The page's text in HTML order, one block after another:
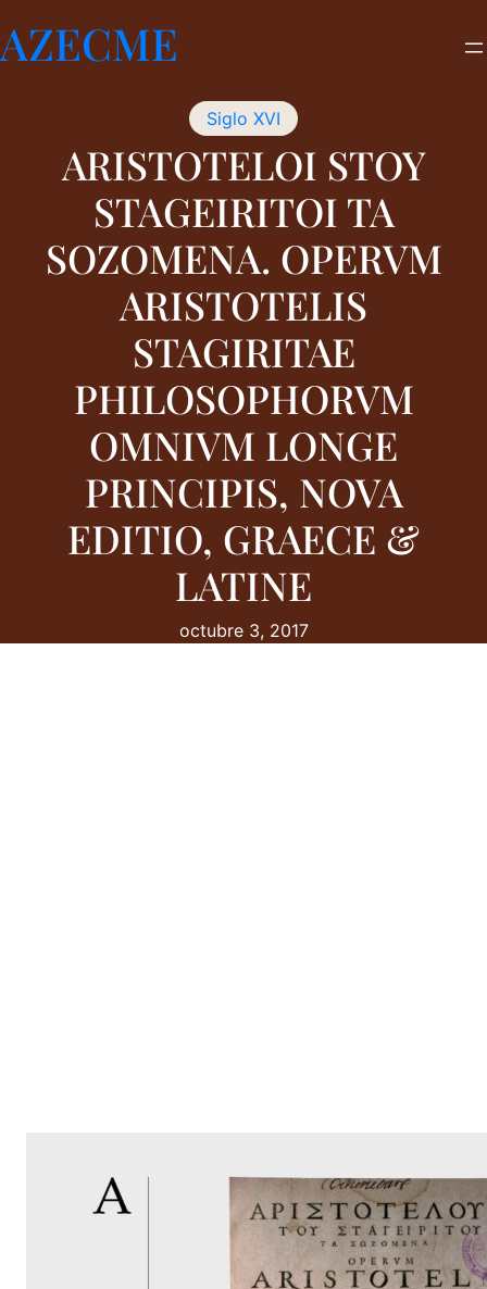
al
contenido
AZECME
Siglo XVI
ARISTOTELOI STOY
STAGEIRITOI TA
SOZOMENA. OPERVM
ARISTOTELIS
STAGIRITAE
PHILOSOPHORVM
OMNIVM LONGE
PRINCIPIS, NOVA
EDITIO, GRAECE &
LATINE
octubre 3, 2017